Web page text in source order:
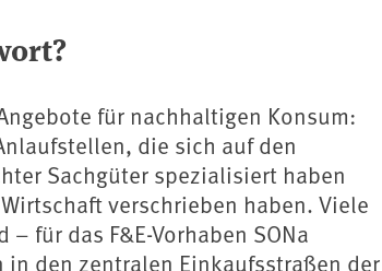
für nachhaltigen Konsum:
die sich auf den
Sachgüter spezialisiert haben
verschrieben haben. Viele
für das F&E-Vorhaben SONa
den zentralen Einkaufsstraßen der